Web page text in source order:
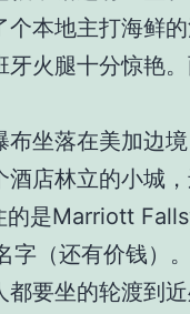
本地主打海鲜的
火腿十分惊艳
坐落在美加边
店林立的小城
是Marriott
字（还有价钱）
要坐的轮渡到